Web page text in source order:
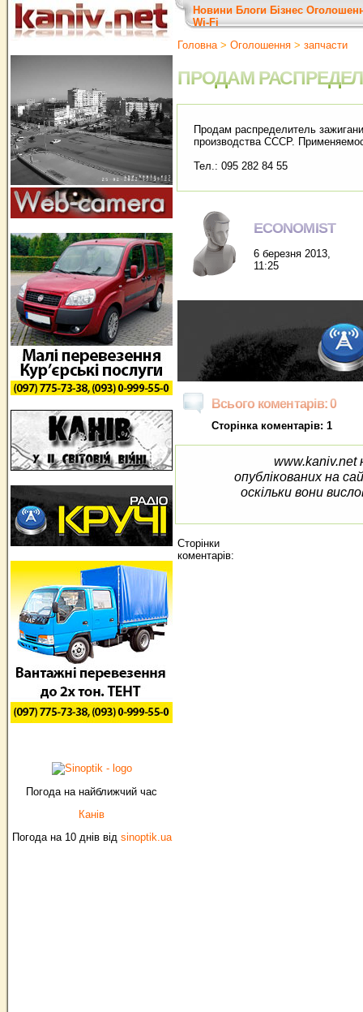
Погода на найближчий час
Канів
Погода на 10 днів від sinoptik.ua
Новини Блоги Бізнес
Wi-Fi
Головна> Оголошення > запчасти
ПРОДАМ
Продам распределитель
производства СССР.
Тел.: 095 282 84 55
ECONOMIST
6 березня 2013,
11:25
Всього коментарів: 0
Сторінка коментарів: 1
www.kaniv.net
опублікованих на
оскільки вони
Сторінки
коментарів: